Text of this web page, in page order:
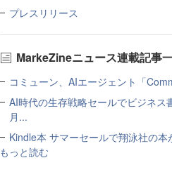
プレスリリース
MarkeZineニュース連載記事
コミューン、AIエージェント「
AI時代の生存戦略セールでビジネ
月...
Kindle本 サマーセールで翔泳社の
もっと読む